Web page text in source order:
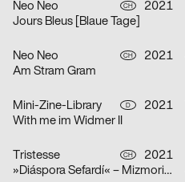
Neo Neo CH
2021
Jours Bleus [Blaue Tage]
Neo Neo CH
2021
Am Stram Gram
Mini-Zine-Library D
2021
With me im Widmer II
Tristesse CH
2021
»Diáspora Sefardí« – Mizmorim Kammermusik Festival